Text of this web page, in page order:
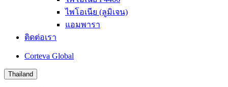
ไพโอเนีย (ลูมิเจน)
แอมพารา
ติดต่อเรา
Corteva Global
Thailand